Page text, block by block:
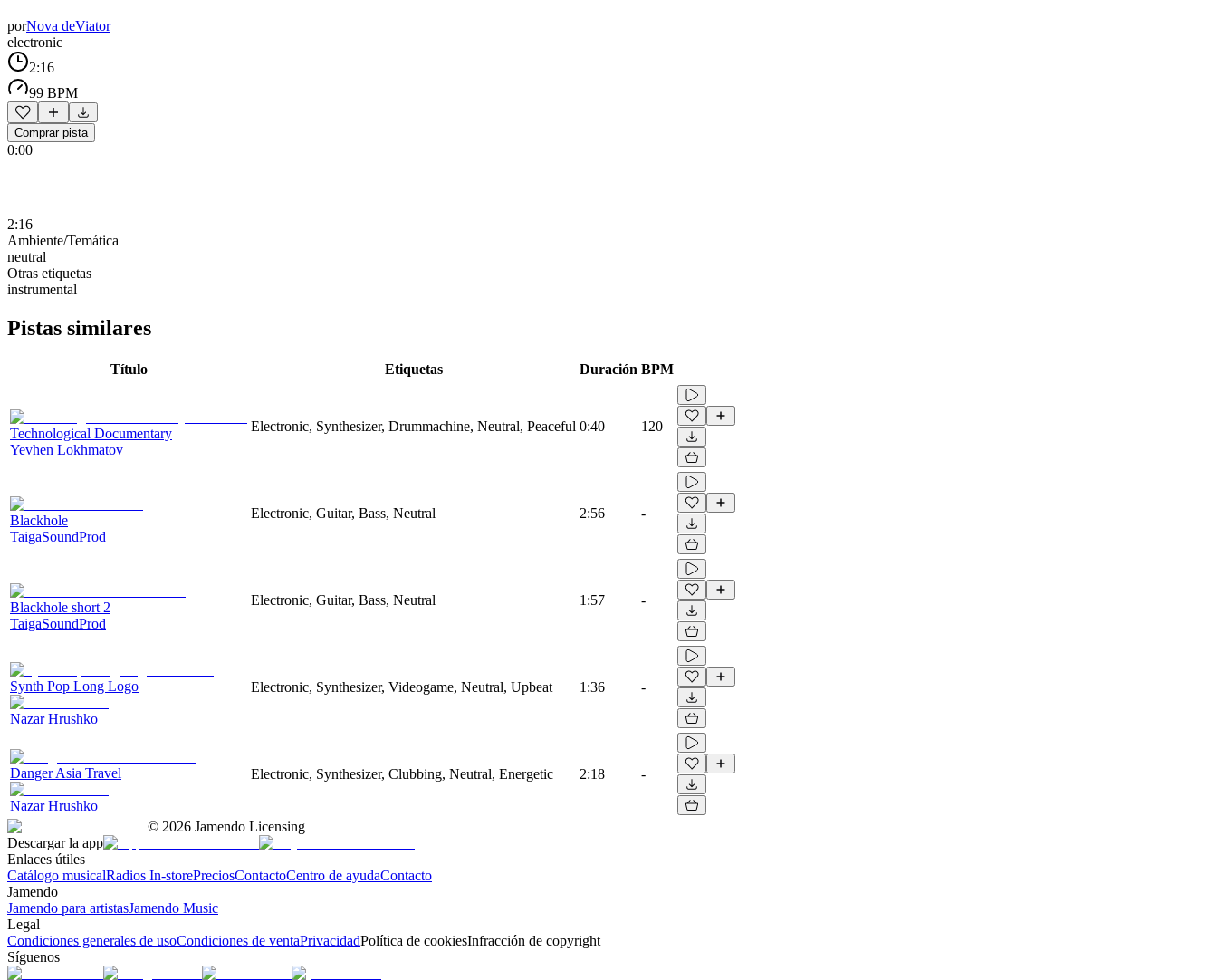
porNova deViator
electronic
2:16
99 BPM
Comprar pista
0:00
2:16
Ambiente/Temática
neutral
Otras etiquetas
instrumental
Pistas similares
Título Etiquetas Duración BPM
Technological Documentary
Yevhen Lokhmatov
Electronic, Synthesizer, Drummachine, Neutral, Peaceful 0:40 120
Blackhole
TaigaSoundProd
Electronic, Guitar, Bass, Neutral 2:56 -
Blackhole short 2
TaigaSoundProd
Electronic, Guitar, Bass, Neutral 1:57 -
Synth Pop Long Logo
Nazar Hrushko
Electronic, Synthesizer, Videogame, Neutral, Upbeat 1:36 -
Danger Asia Travel
Nazar Hrushko
Electronic, Synthesizer, Clubbing, Neutral, Energetic 2:18 -
© 2026 Jamendo Licensing
Descargar la app
Enlaces útiles
Catálogo musicalRadios In-storePreciosContactoCentro de ayudaContacto
Jamendo
Jamendo para artistasJamendo Music
Legal
Condiciones generales de usoCondiciones de ventaPrivacidadPolítica de cookiesInfracción de copyright
Síguenos